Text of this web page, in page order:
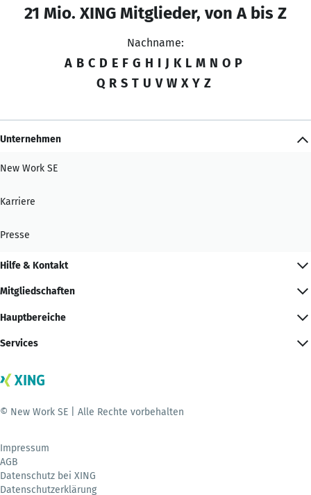
21 Mio. XING Mitglieder, von A bis Z
Nachname:
A B C D E F G H I J K L M N O P
Q R S T U V W X Y Z
Unternehmen
New Work SE
Karriere
Presse
Hilfe & Kontakt
Mitgliedschaften
Hauptbereiche
Services
© New Work SE | Alle Rechte vorbehalten
Impressum
AGB
Datenschutz bei XING
Datenschutzerklärung